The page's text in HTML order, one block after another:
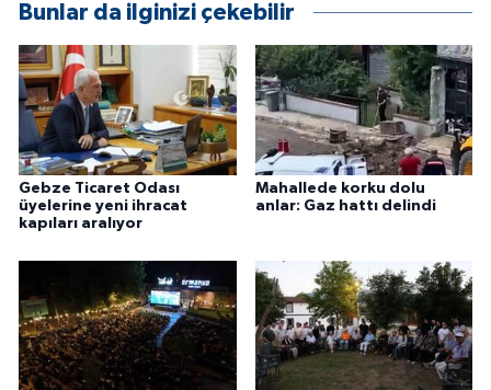
Bunlar da ilginizi çekebilir
Gebze Ticaret Odası
üyelerine yeni ihracat
kapıları aralıyor
Mahallede korku dolu
anlar: Gaz hattı delindi